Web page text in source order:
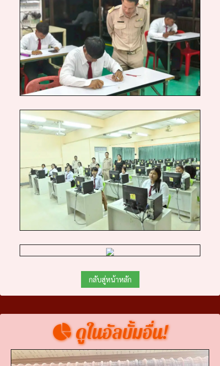
ดูในอัลบั้มอื่น!